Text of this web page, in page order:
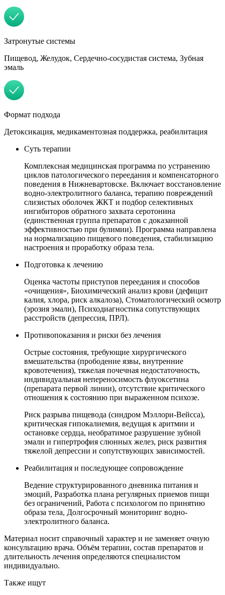
Затронутые системы
Пищевод, Желудок, Сердечно-сосудистая система, Зубная
эмаль
Формат подхода
Детоксикация, медикаментозная поддержка, реабилитация
Суть терапии
Комплексная медицинская программа по устранению
циклов патологического переедания и компенсаторного
поведения в Нижневартовске. Включает восстановление
водно-электролитного баланса, терапию повреждений
слизистых оболочек ЖКТ и подбор селективных
ингибиторов обратного захвата серотонина
(единственная группа препаратов с доказанной
эффективностью при булимии). Программа направлена
на нормализацию пищевого поведения, стабилизацию
настроения и проработку образа тела.
Подготовка к лечению
Оценка частоты приступов переедания и способов
«очищения», Биохимический анализ крови (дефицит
калия, хлора, риск алкалоза), Стоматологический осмотр
(эрозия эмали), Психодиагностика сопутствующих
расстройств (депрессия, ПРЛ).
Противопоказания и риски без лечения
Острые состояния, требующие хирургического
вмешательства (прободение язвы, внутренние
кровотечения), тяжелая почечная недостаточность,
индивидуальная непереносимость флуоксетина
(препарата первой линии), отсутствие критического
отношения к состоянию при выраженном психозе.
Риск разрыва пищевода (синдром Мэллори-Вейсса),
критическая гипокалиемия, ведущая к аритмии и
остановке сердца, необратимое разрушение зубной
эмали и гипертрофия слюнных желез, риск развития
тяжелой депрессии и сопутствующих зависимостей.
Реабилитация и последующее сопровождение
Ведение структурированного дневника питания и
эмоций, Разработка плана регулярных приемов пищи
без ограничений, Работа с психологом по принятию
образа тела, Долгосрочный мониторинг водно-
электролитного баланса.
Материал носит справочный характер и не заменяет очную
консультацию врача. Объём терапии, состав препаратов и
длительность лечения определяются специалистом
индивидуально.
Также ищут